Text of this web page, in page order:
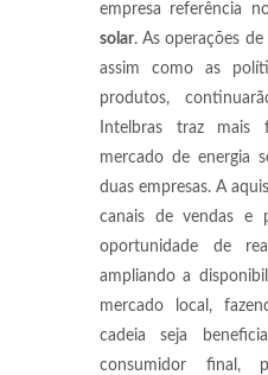
empresa referência
solar. As operações
assim como as
produtos,
Intelbras traz
mercado de energia
duas empresas. A
canais de vendas e
oportunidade de
ampliando a
mercado local,
cadeia seja
consumidor final,